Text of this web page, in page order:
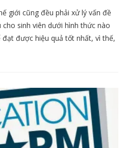
giới cũng đều phải xử lý vấn đề
sinh viên dưới hình thức nào
được hiệu quả tốt nhất, vì thế,